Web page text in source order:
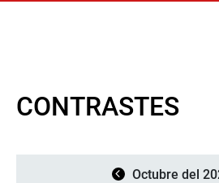
CONTRASTES
Octubre del